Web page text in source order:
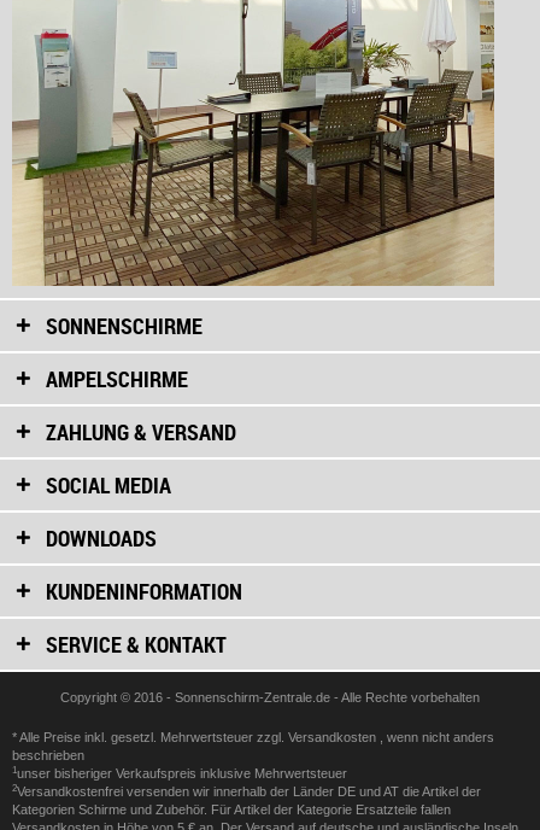
SONNENSCHIRME
AMPELSCHIRME
ZAHLUNG & VERSAND
SOCIAL MEDIA
DOWNLOADS
KUNDENINFORMATION
SERVICE & KONTAKT
Copyright © 2016 - Sonnenschirm-Zentrale.de - Alle Rechte vorbehalten
* Alle Preise inkl. gesetzl. Mehrwertsteuer zzgl. Versandkosten
, wenn nicht anders
beschrieben
1 unser bisheriger Verkaufspreis inklusive Mehrwertsteuer
2Versandkostenfrei versenden wir innerhalb der Länder DE und AT die Artikel der
Kategorien Schirme und Zubehör. Für Artikel der Kategorie Ersatzteile fallen
Versandkosten in Höhe von 5 € an. Der Versand auf deutsche und ausländische Inseln